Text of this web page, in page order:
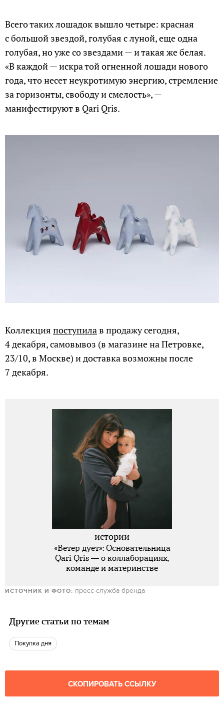
Всего таких лошадок вышло четыре: красная
с большой звездой, голубая с луной, еще одна
голубая, но уже со звездами — и такая же белая.
«В каждой — искра той огненной лошади нового
года, что несет неукротимую энергию, стремление
за горизонты, свободу и смелость», —
манифестируют в Qari Qris.
Коллекция поступилав продажу сегодня,
4 декабря, самовывоз (в магазине на Петровке,
23/10, в Москве) и доставка возможны после
7 декабря.
истории
«Ветер дует»: Основательница
Qari Qris — о коллаборациях,
команде и материнстве
ИСТОЧНИК И ФОТО: пресс-служба бренда
Другие статьи по темам
Покупка дня
СКОПИРОВАТЬ ССЫЛКУ